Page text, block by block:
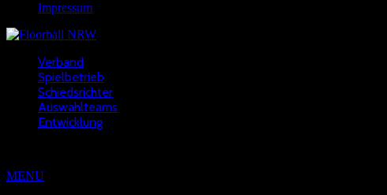
Impressum
Verband
Spielbetrieb
Schiedsrichter
Auswahlteams
Entwicklung
MENU